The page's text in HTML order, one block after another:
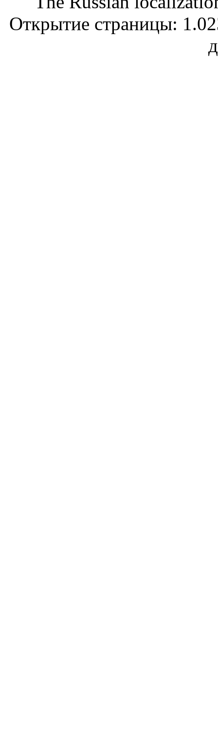
Открытие страницы: